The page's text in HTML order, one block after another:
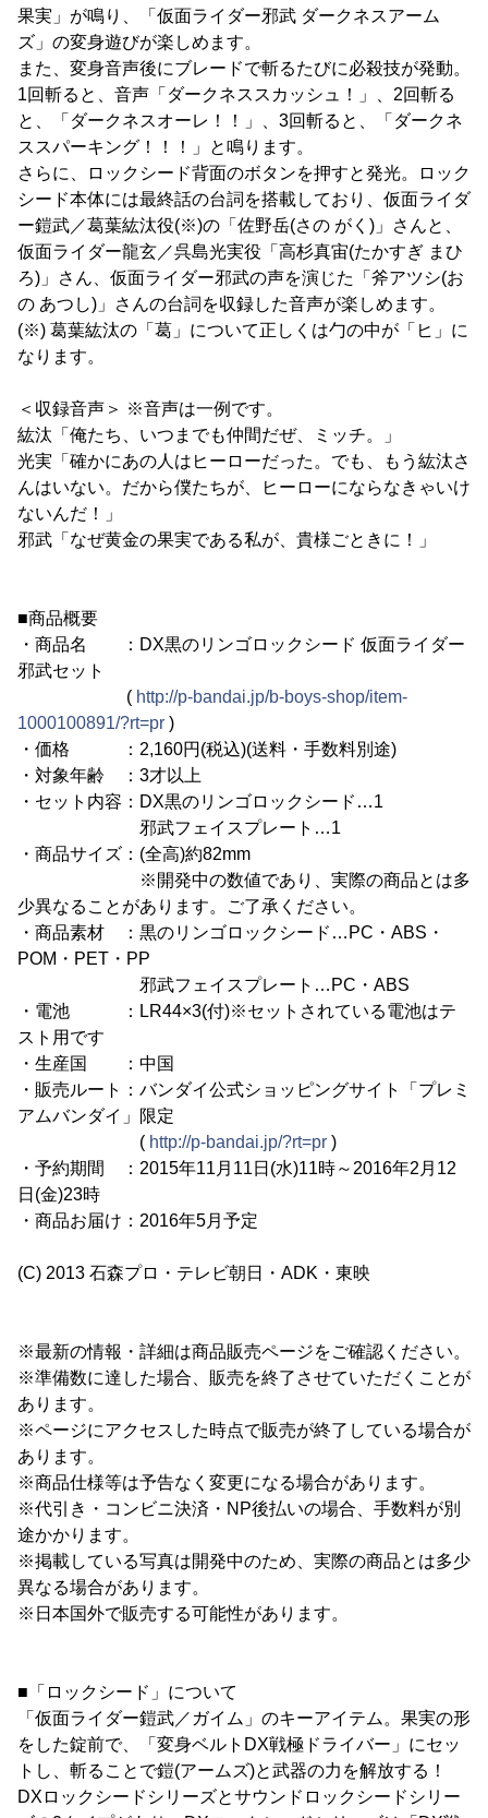
果実」が鳴り、「仮面ライダー邪武 ダークネスアーム
ズ」の変身遊びが楽しめます。
また、変身音声後にブレードで斬るたびに必殺技が発動。
1回斬ると、音声「ダークネススカッシュ！」、2回斬る
と、「ダークネスオーレ！！」、3回斬ると、「ダークネ
ススパーキング！！！」と鳴ります。
さらに、ロックシード背面のボタンを押すと発光。ロック
シード本体には最終話の台詞を搭載しており、仮面ライダ
ー鎧武／葛葉紘汰役(※)の「佐野岳(さの がく)」さんと、
仮面ライダー龍玄／呉島光実役「高杉真宙(たかすぎ まひ
ろ)」さん、仮面ライダー邪武の声を演じた「斧アツシ(お
の あつし)」さんの台詞を収録した音声が楽しめます。
(※) 葛葉紘汰の「葛」について正しくは勹の中が「ヒ」に
なります。
＜収録音声＞ ※音声は一例です。
紘汰「俺たち、いつまでも仲間だぜ、ミッチ。」
光実「確かにあの人はヒーローだった。でも、もう紘汰さ
んはいない。だから僕たちが、ヒーローにならなきゃいけ
ないんだ！」
邪武「なぜ黄金の果実である私が、貴様ごときに！」
■商品概要
・商品名 ：DX黒のリンゴロックシード 仮面ライダー
邪武セット
( http://p-bandai.jp/b-boys-shop/item-
1000100891/?rt=pr )
・価格 ：2,160円(税込)(送料・手数料別途)
・対象年齢 ：3才以上
・セット内容：DX黒のリンゴロックシード…1
邪武フェイスプレート…1
・商品サイズ：(全高)約82mm
※開発中の数値であり、実際の商品とは多
少異なることがあります。ご了承ください。
・商品素材 ：黒のリンゴロックシード…PC・ABS・
POM・PET・PP
邪武フェイスプレート…PC・ABS
・電池 ：LR44×3(付)※セットされている電池はテ
スト用です
・生産国 ：中国
・販売ルート：バンダイ公式ショッピングサイト「プレミ
アムバンダイ」限定
( http://p-bandai.jp/?rt=pr )
・予約期間 ：2015年11月11日(水)11時～2016年2月12
日(金)23時
・商品お届け：2016年5月予定
(C) 2013 石森プロ・テレビ朝日・ADK・東映
※最新の情報・詳細は商品販売ページをご確認ください。
※準備数に達した場合、販売を終了させていただくことが
あります。
※ページにアクセスした時点で販売が終了している場合が
あります。
※商品仕様等は予告なく変更になる場合があります。
※代引き・コンビニ決済・NP後払いの場合、手数料が別
途かかります。
※掲載している写真は開発中のため、実際の商品とは多少
異なる場合があります。
※日本国外で販売する可能性があります。
■「ロックシード」について
「仮面ライダー鎧武／ガイム」のキーアイテム。果実の形
をした錠前で、「変身ベルトDX戦極ドライバー」にセッ
トし、斬ることで鎧(アームズ)と武器の力を解放する！
DXロックシードシリーズとサウンドロックシードシリー